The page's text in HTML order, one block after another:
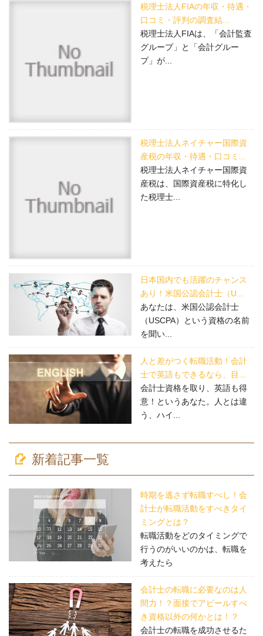
税理士法人FIAの年収・待遇・
口コミ・評判の調査結...
税理士法人FIAは、「会計監査
グループ」と「会計グルー
プ」が...
税理士法人ネイチャー国際資
産税の年収・待遇・口コミ...
税理士法人ネイチャー国際資
産税は、国際資産税に特化し
た税理士...
日本国内でも活躍のチャンス
あり！米国公認会計士（U...
あなたは、米国公認会計士
（USCPA）という資格の名前
を聞い...
人と差がつく転職活動！会計
士で英語もできるなら、目...
会計士資格を取り、英語も得
意！というあなた。人とは違
う、ハイ...
新着記事一覧
時期を逃さず転職すべし！会
計士が転職活動をすべきタイ
ミングとは？
転職活動をどのタイミングで
行うのがいいのかは、転職を
考えたら
会計士の転職に必要なのは人
間力！？面接でアピールすべ
き資格以外の何かとは！？
会計士の転職を成功させるた